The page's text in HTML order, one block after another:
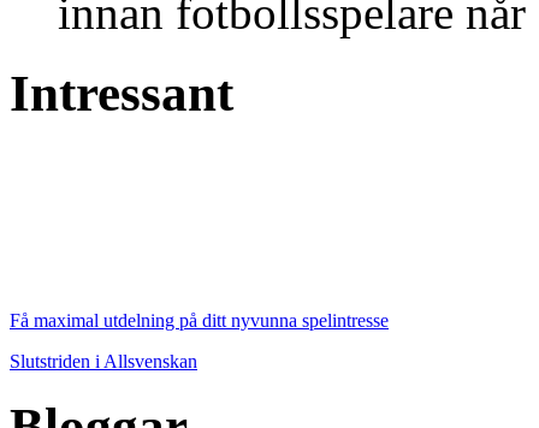
innan fotbollsspelare
Intressant
Få maximal utdelning på ditt nyvunna spelintresse
Slutstriden i Allsvenskan